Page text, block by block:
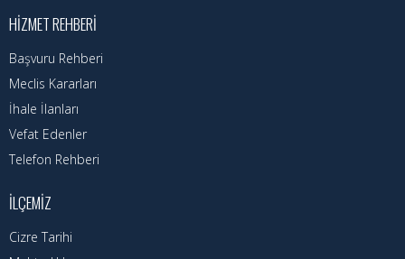
Kadın
HIZMET REHBERI
Başvuru Rehberi
Meclis Kararları
İhale İlanları
Vefat Edenler
Telefon Rehberi
İLÇEMIZ
Cizre Tarihi